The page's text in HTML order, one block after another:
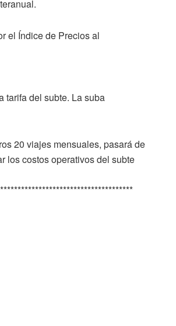
el Índice de Precios al
tarifa del subte. La suba
20 viajes mensuales, pasará de
los costos operativos del subte